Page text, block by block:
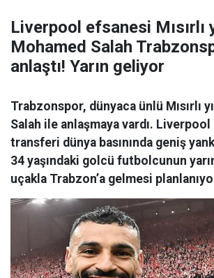
Liverpool efsanesi Mısırlı
Mohamed Salah
anlaştı! Yarın geliyor
Trabzonspor, dünyaca ünlü Mısırlı
Salah ile anlaşmaya vardı.
transferi dünya basınında geniş
34 yaşındaki golcü futbolcunun
uçakla Trabzon’a gelmesi